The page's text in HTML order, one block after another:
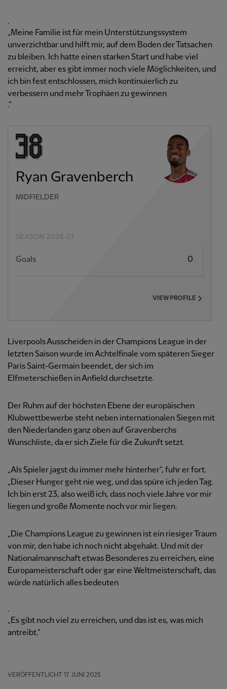
.
„Meine Familie ist für mein Unterstützungssystem
unverzichtbar und hilft mir, auf dem Boden der Tatsachen
zu bleiben. Ich hatte einen starken Start und habe viel
erreicht, aber es gibt immer noch viele Möglichkeiten, und
ich bin fest entschlossen, mich kontinuierlich zu
verbessern und mehr Trophäen zu gewinnen
.“
Ryan Gravenberch
MIDFIELDER
Goals 0
VIEW PROFILE
Liverpools Ausscheiden in der Champions League in der
letzten Saison wurde im Achtelfinale vom späteren Sieger
Paris Saint-Germain beendet, der sich im
Elfmeterschießen in Anfield durchsetzte.
Der Ruhm auf der höchsten Ebene der europäischen
Klubwettbewerbe steht neben internationalen Siegen mit
den Niederlanden ganz oben auf Gravenberchs
Wunschliste, da er sich Ziele für die Zukunft setzt.
„Als Spieler jagst du immer mehr hinterher“, fuhr er fort.
„Dieser Hunger geht nie weg, und das spüre ich jeden Tag.
Ich bin erst 23, also weiß ich, dass noch viele Jahre vor mir
liegen und große Momente noch vor mir liegen.
„Die Champions League zu gewinnen ist ein riesiger Traum
von mir, den habe ich noch nicht abgehakt. Und mit der
Nationalmannschaft etwas Besonderes zu erreichen, eine
Europameisterschaft oder gar eine Weltmeisterschaft, das
würde natürlich alles bedeuten
.
„Es gibt noch viel zu erreichen, und das ist es, was mich
antreibt.“
VERÖFFENTLICHT 17. JUNI 2025